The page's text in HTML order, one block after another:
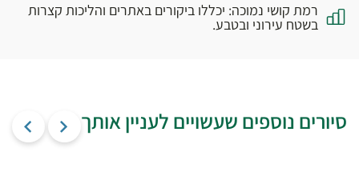
רמת קושי נמוכה: יכללו ביקורים באתרים והליכות קצרות
בשטח עירוני ובטבע.
סיורים נוספים שעשויים לעניין אותך